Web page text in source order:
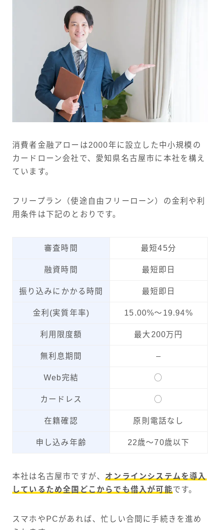
消費者金融アローは2000年に設立した中小規模の
カードローン会社で、愛知県名古屋市に本社を構え
ています。
フリープラン（使途自由フリーローン）の金利や利
用条件は下記のとおりです。
審査時間 最短45分
融資時間 最短即日
振り込みにかかる時間 最短即日
金利(実質年率) 15.00%～19.94%
利用限度額 最大200万円
無利息期間 –
Web完結 ◯
カードレス ◯
在籍確認 原則電話なし
申し込み年齢 22歳～70歳以下
本社は名古屋市ですが、 オンラインシステムを導入
しているため全国どこからでも借入が可能です。
スマホやPCがあれば、忙しい合間に手続きを進め